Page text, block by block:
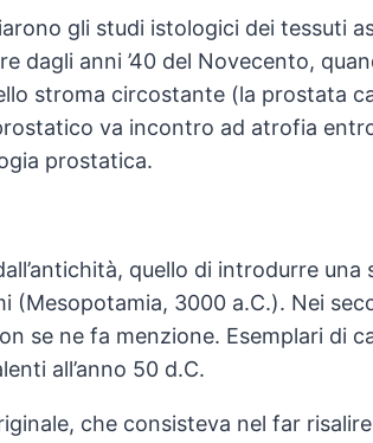
gli studi istologici dei tessuti
dagli anni ’40 del Novecento,
stroma circostante (la prostata
va incontro ad atrofia
prostatica.
quello di introdurre una
3000 a.C.). Nei
se ne fa menzione. Esemplari di
all’anno 50 d.C.
che consisteva nel far